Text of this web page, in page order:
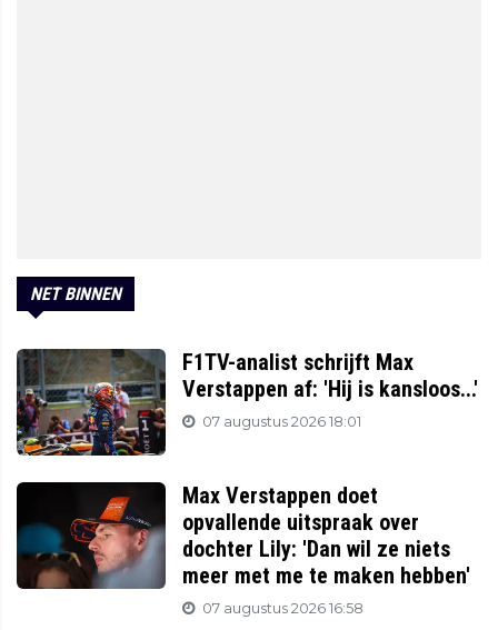
NET BINNEN
F1TV-analist schrijft Max
Verstappen af: 'Hij is kansloos...'
07 augustus 2026 18:01
Max Verstappen doet
opvallende uitspraak over
dochter Lily: 'Dan wil ze niets
meer met me te maken hebben'
07 augustus 2026 16:58